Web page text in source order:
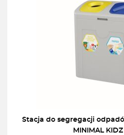
Stacja do segregacji
MINIMAL